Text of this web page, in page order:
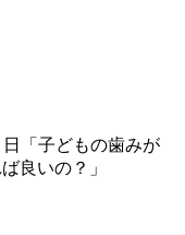
日「子どもの歯みが
良いの？」